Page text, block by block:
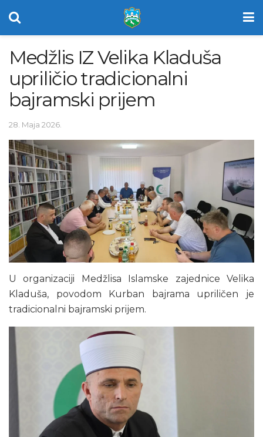
Medžlis IZ Velika Kladuša
upriličio tradicionalni
bajramski prijem
28. Maja 2026.
U organizaciji Medžlisa Islamske zajednice Velika
Kladuša, povodom Kurban bajrama upriličen je
tradicionalni bajramski prijem.